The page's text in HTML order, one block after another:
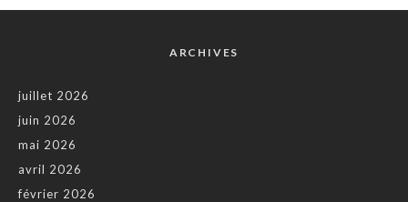
ARCHIVES
juillet 2026
juin 2026
mai 2026
avril 2026
février 2026